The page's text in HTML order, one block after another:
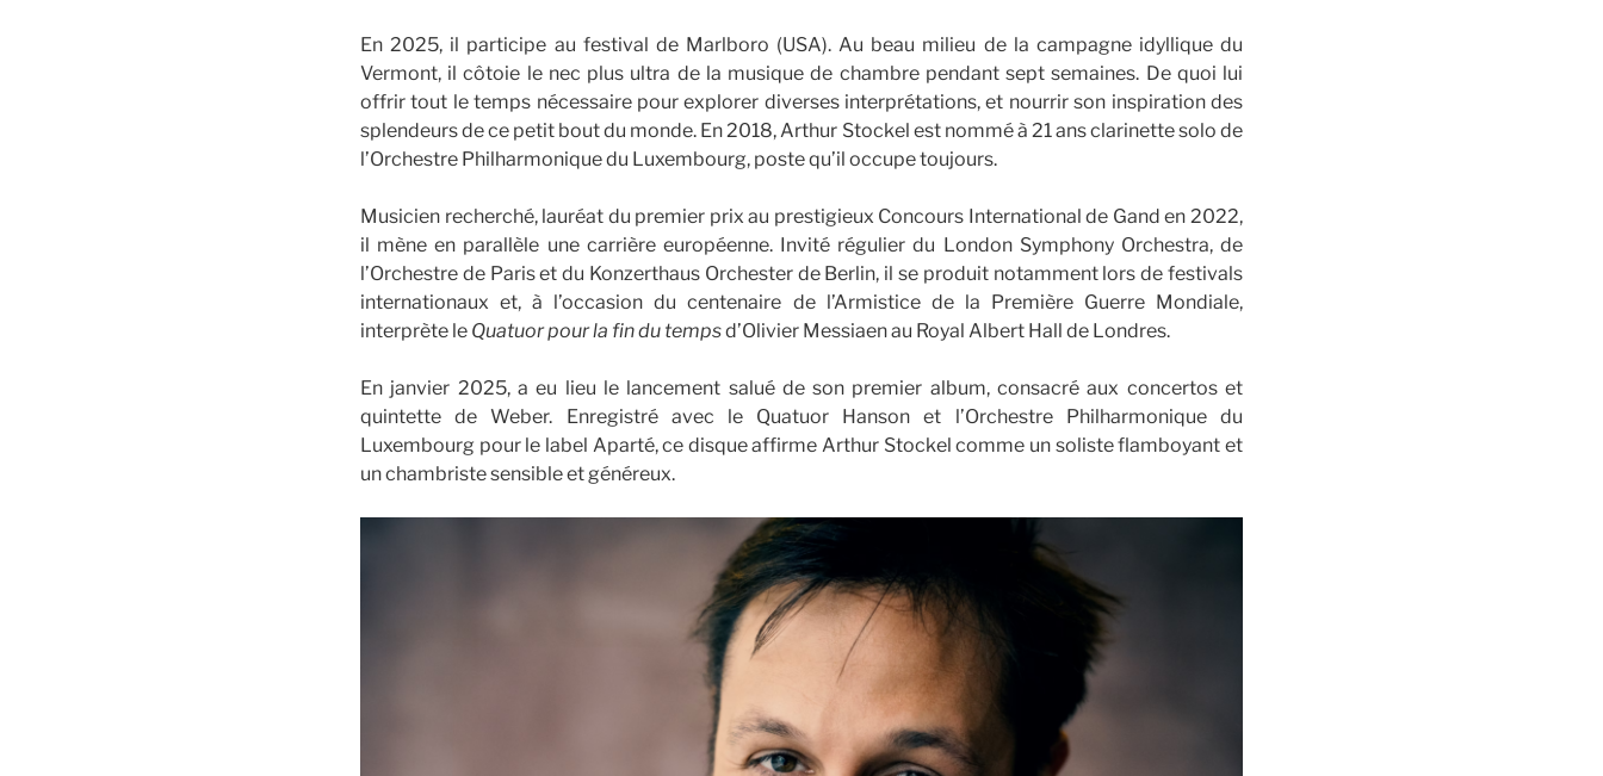
En 2025, il participe au festival de Marlboro (USA). Au beau milieu de la campagne idyllique du
Vermont, il côtoie le nec plus ultra de la musique de chambre pendant sept semaines. De quoi lui
offrir tout le temps nécessaire pour explorer diverses interprétations, et nourrir son inspiration des
splendeurs de ce petit bout du monde. En 2018, Arthur Stockel est nommé à 21 ans clarinette solo de
l’Orchestre Philharmonique du Luxembourg, poste qu’il occupe toujours.
Musicien recherché, lauréat du premier prix au prestigieux Concours International de Gand en 2022,
il mène en parallèle une carrière européenne. Invité régulier du London Symphony Orchestra, de
l’Orchestre de Paris et du Konzerthaus Orchester de Berlin, il se produit notamment lors de festivals
internationaux et, à l’occasion du centenaire de l’Armistice de la Première Guerre Mondiale,
interprète le Quatuor pour la fin du tempsd’Olivier Messiaen au Royal Albert Hall de Londres.
En janvier 2025, a eu lieu le lancement salué de son premier album, consacré aux concertos et
quintette de Weber. Enregistré avec le Quatuor Hanson et l’Orchestre Philharmonique du
Luxembourg pour le label Aparté, ce disque affirme Arthur Stockel comme un soliste flamboyant et
un chambriste sensible et généreux.